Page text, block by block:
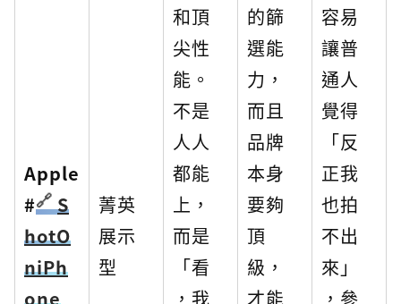
Apple
#
S
hotO
niPh
one
菁英
展示
型
和頂
尖性
能。
不是
人人
都能
上，
而是
「看
，我
的篩
選能
力，
而且
品牌
本身
要夠
頂
級，
才能
容易
讓普
通人
覺得
「反
正我
也拍
不出
來」
，參